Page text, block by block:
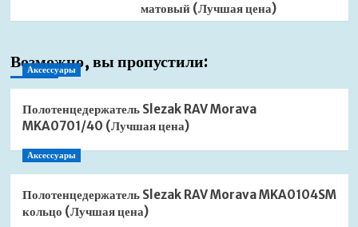
матовый (Лучшая цена)
Возможно, вы пропустили:
Аксессуары
Полотенцедержатель Slezak RAV Morava
MKA0701/40 (Лучшая цена)
Аксессуары
Полотенцедержатель Slezak RAV Morava MKA0104SM
кольцо (Лучшая цена)